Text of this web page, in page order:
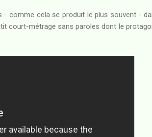
- comme cela se produit le plus souvent -
court-métrage sans paroles dont le